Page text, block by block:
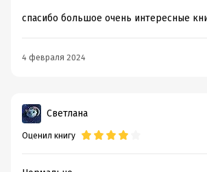
спасибо большое очень интересные
4 февраля 2024
Светлана
Оценил книгу